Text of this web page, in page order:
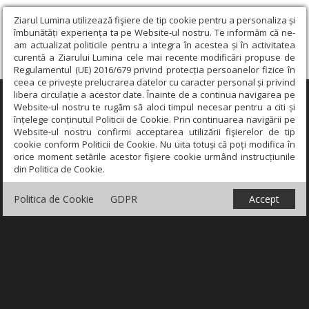
Ziarul Lumina utilizează fişiere de tip cookie pentru a personaliza și
îmbunătăți experiența ta pe Website-ul nostru. Te informăm că ne-
am actualizat politicile pentru a integra în acestea și în activitatea
curentă a Ziarului Lumina cele mai recente modificări propuse de
Regulamentul (UE) 2016/679 privind protecția persoanelor fizice în
ceea ce privește prelucrarea datelor cu caracter personal și privind
libera circulație a acestor date. Înainte de a continua navigarea pe
Website-ul nostru te rugăm să aloci timpul necesar pentru a citi și
înțelege conținutul Politicii de Cookie. Prin continuarea navigării pe
Website-ul nostru confirmi acceptarea utilizării fişierelor de tip
cookie conform Politicii de Cookie. Nu uita totuși că poți modifica în
orice moment setările acestor fişiere cookie urmând instrucțiunile
din Politica de Cookie.
Politica de Cookie GDPR Accept
×